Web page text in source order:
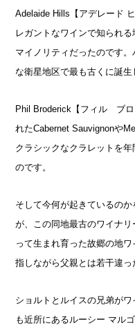
Adelaide Hills【アデレード
レガントなワインで知られ
マイノリティだったのです
な衛星地区で最も古くに誕生
Phil Broderick【フィル ブロ
れたCabernet Sauvignonや
クラシックなクラレットを
のです。
そして今何が起きているの
が、この同地最古のワイナ
って生まれ育った故郷の地
指しながら父親とは若干違っ
ショルトとルイスの兄弟が
も近所にあるルーシー マル